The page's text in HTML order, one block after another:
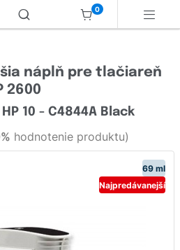
0
náplň pre tlačiareň
2600
69 ml
Najpredávanejší
10 - C4844A Black
hodnotenie produktu)